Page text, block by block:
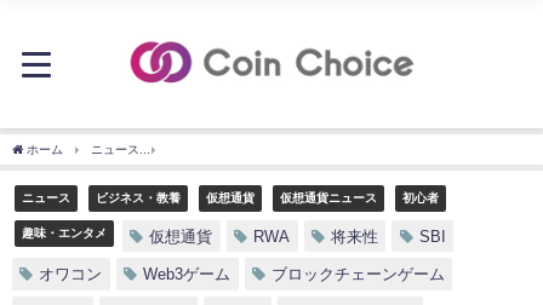
ホーム ニュース
ニュース ビジネス・教養 仮想通貨 仮想通貨ニュース 初心者
趣味・エンタメ 仮想通貨 RWA 将来性 SBI
オワコン Web3ゲーム ブロックチェーンゲーム